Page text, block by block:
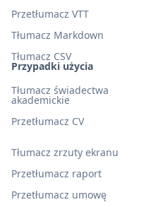
Przypadki użycia
Tłumacz świadectwa
akademickie
Przetłumacz CV
Tłumacz zrzuty ekranu
Przetłumacz raport
Przetłumacz umowę
Przetłumacz VTT
Tłumacz Markdown
Tłumacz CSV